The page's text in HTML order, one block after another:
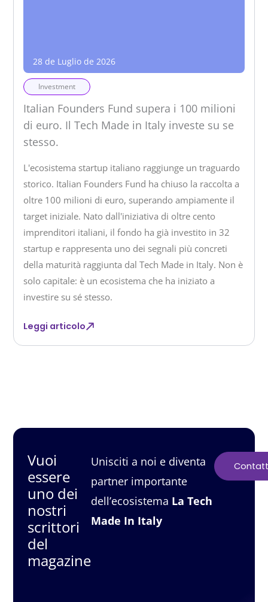
28 de Luglio de 2026
Investment
Italian Founders Fund supera i 100 milioni
di euro. Il Tech Made in Italy investe su se
stesso.
L'ecosistema startup italiano raggiunge un traguardo
storico. Italian Founders Fund ha chiuso la raccolta a
oltre 100 milioni di euro, superando ampiamente il
target iniziale. Nato dall'iniziativa di oltre cento
imprenditori italiani, il fondo ha già investito in 32
startup e rappresenta uno dei segnali più concreti
della maturità raggiunta dal Tech Made in Italy. Non è
solo capitale: è un ecosistema che ha iniziato a
investire su sé stesso.
Leggi articolo
SCRIVI ANCHE TU
Vuoi
essere
uno dei
nostri
scrittori
del
magazine
Unisciti a noi e diventa
partner importante
dell’ecosistema La Tech
Made In Italy